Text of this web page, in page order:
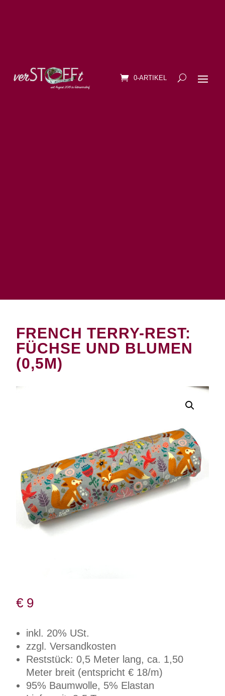
0-ARTIKEL
FRENCH TERRY-REST:
FÜCHSE UND BLUMEN
(0,5M)
€ 9
inkl. 20% USt.
zzgl. Versandkosten
Reststück: 0,5 Meter lang, ca. 1,50
Meter breit (entspricht € 18/m)
95% Baumwolle, 5% Elastan